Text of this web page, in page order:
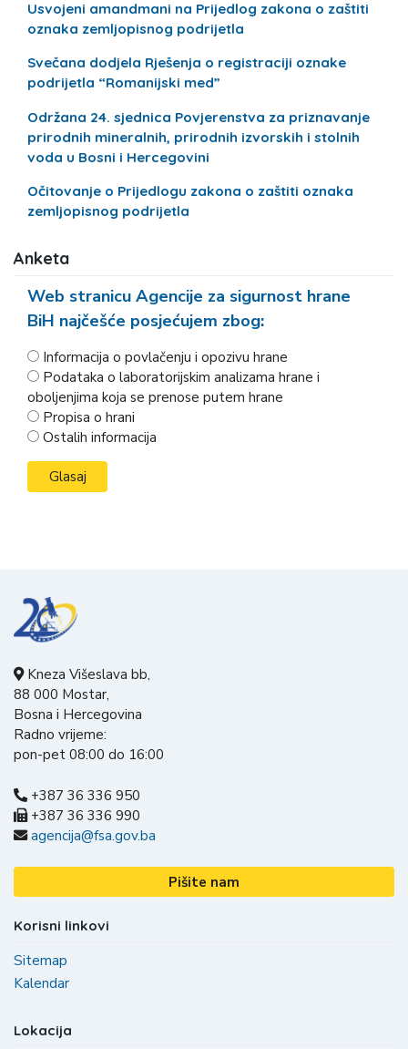
Usvojeni amandmani na Prijedlog zakona o zaštiti
oznaka zemljopisnog podrijetla
Svečana dodjela Rješenja o registraciji oznake
podrijetla “Romanijski med”
Održana 24. sjednica Povjerenstva za priznavanje
prirodnih mineralnih, prirodnih izvorskih i stolnih
voda u Bosni i Hercegovini
Očitovanje o Prijedlogu zakona o zaštiti oznaka
zemljopisnog podrijetla
Anketa
Web stranicu Agencije za sigurnost hrane
BiH najčešće posjećujem zbog:
Informacija o povlačenju i opozivu hrane
Podataka o laboratorijskim analizama hrane i
oboljenjima koja se prenose putem hrane
Propisa o hrani
Ostalih informacija
Kneza Višeslava bb,
88 000 Mostar,
Bosna i Hercegovina
Radno vrijeme:
pon-pet 08:00 do 16:00
+387 36 336 950
+387 36 336 990
agencija@fsa.gov.ba
Pišite nam
Korisni linkovi
Sitemap
Kalendar
Lokacija